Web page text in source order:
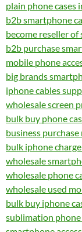
plain phone cases
b2b smartphone
become reseller
b2b purchase
mobile phone
big brands
iphone cables
wholesale screen
bulk buy phone
business
bulk iphone
wholesale
wholesale phone
wholesale used
bulk buy iphone
sublimation phone